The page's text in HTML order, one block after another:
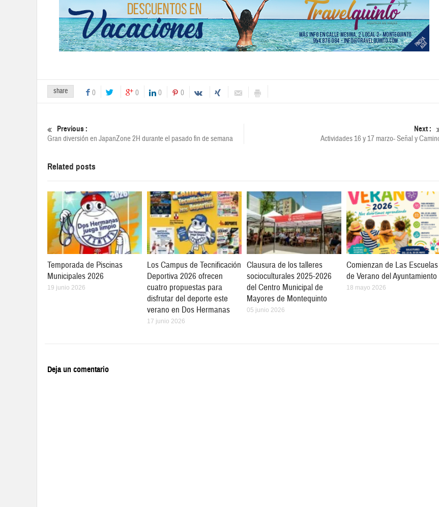
share 0 0 0 0
Previous :
Gran diversión en JapanZone 2H durante el pasado fin de semana
Next :
Actividades 16 y 17 marzo- Señal y
Related posts
Temporada de Piscinas
Municipales 2026
19 junio 2026
Los Campus de Tecnificación
Deportiva 2026 ofrecen
cuatro propuestas para
disfrutar del deporte este
verano en Dos Hermanas
17 junio 2026
Clausura de los talleres
socioculturales 2025-2026
del Centro Municipal de
Mayores de Montequinto
05 junio 2026
Comienzan de Las Escuelas
de Verano del Ayuntamiento
18 mayo 2026
Deja un comentario